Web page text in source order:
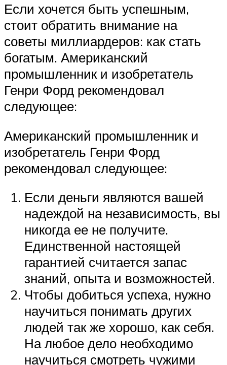
Если хочется быть успешным,
стоит обратить внимание на
советы миллиардеров: как стать
богатым. Американский
промышленник и изобретатель
Генри Форд рекомендовал
следующее:
Американский промышленник и
изобретатель Генри Форд
рекомендовал следующее:
Если деньги являются вашей
надеждой на независимость, вы
никогда ее не получите.
Единственной настоящей
гарантией считается запас
знаний, опыта и возможностей.
Чтобы добиться успеха, нужно
научиться понимать других
людей так же хорошо, как себя.
На любое дело необходимо
научиться смотреть чужими